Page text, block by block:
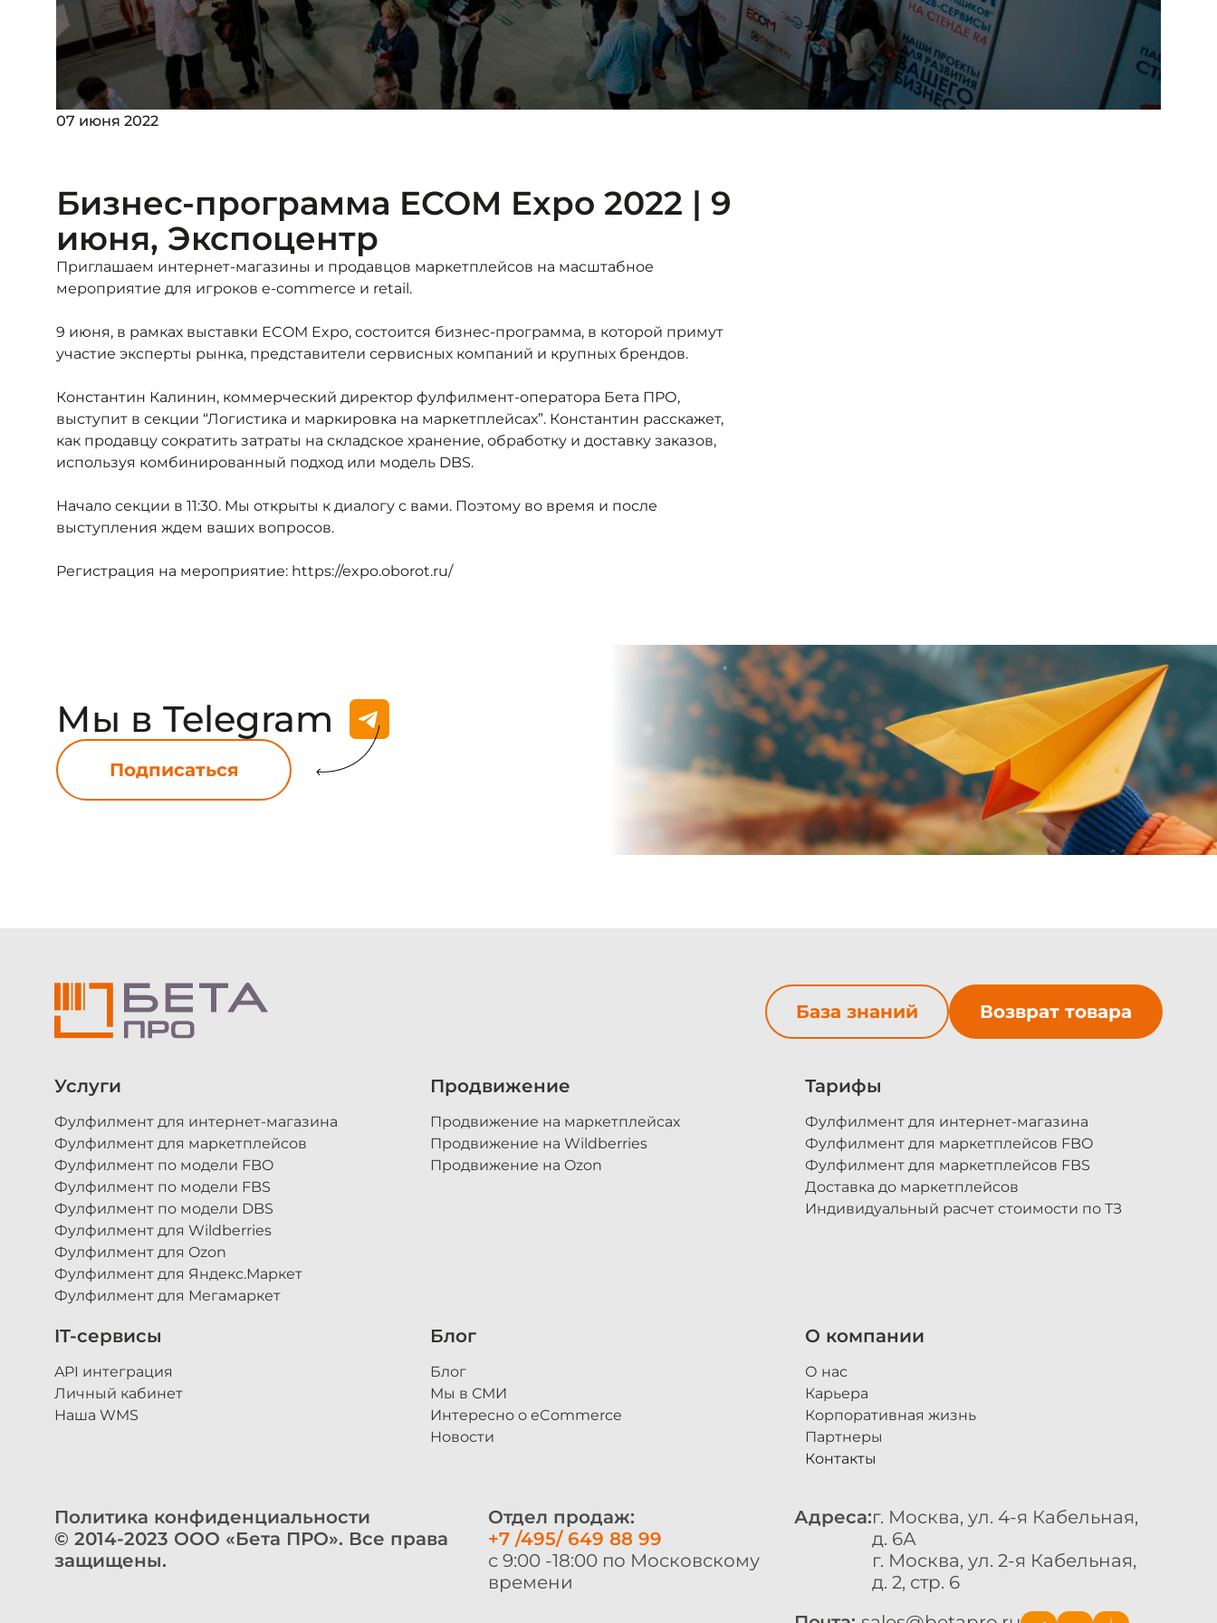
07 июня 2022
Бизнес-программа ECOM Expo 2022 | 9
июня, Экспоцентр
Приглашаем интернет-магазины и продавцов маркетплейсов на масштабное
мероприятие для игроков e-commerce и retail.
9 июня, в рамках выставки ECOM Expo, состоится бизнес-программа, в которой примут
участие эксперты рынка, представители сервисных компаний и крупных брендов.
Константин Калинин, коммерческий директор фулфилмент-оператора Бета ПРО,
выступит в секции “Логистика и маркировка на маркетплейсах”. Константин расскажет,
как продавцу сократить затраты на складское хранение, обработку и доставку заказов,
используя комбинированный подход или модель DBS.
Начало секции в 11:30. Мы открыты к диалогу с вами. Поэтому во время и после
выступления ждем ваших вопросов.
Регистрация на мероприятие: https://expo.oborot.ru/
Мы в Telegram
Подписаться
окна
База знаний Возврат товара
Услуги
Фулфилмент для интернет-магазина
Фулфилмент для маркетплейсов
Фулфилмент по модели FBO
Фулфилмент по модели FBS
Фулфилмент по модели DBS
Фулфилмент для Wildberries
Фулфилмент для Ozon
Фулфилмент для Яндекс.Маркет
Фулфилмент для Мегамаркет
Продвижение
Продвижение на маркетплейсах
Продвижение на Wildberries
Продвижение на Ozon
Тарифы
Фулфилмент для интернет-магазина
Фулфилмент для маркетплейсов FBO
Фулфилмент для маркетплейсов FBS
Доставка до маркетплейсов
Индивидуальный расчет стоимости по ТЗ
IT-сервисы
API интеграция
Личный кабинет
Наша WMS
Блог
Блог
Мы в СМИ
Интересно о eCommerce
Новости
О компании
О нас
Карьера
Корпоративная жизнь
Партнеры
Контакты
Политика конфиденциальности
© 2014-2023 ООО «Бета ПРО». Все права
защищены.
Отдел продаж:
+7 /495/ 649 88 99
с 9:00 -18:00 по Московскому
времени
Адреса:г. Москва, ул. 4-я Кабельная,
д. 6А
г. Москва, ул. 2-я Кабельная,
д. 2, стр. 6